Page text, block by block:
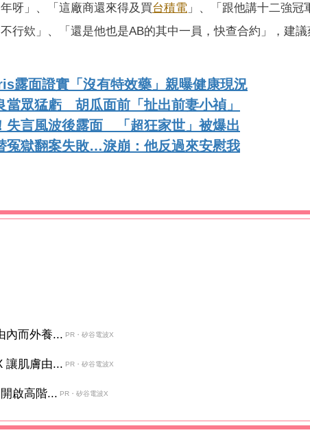
呀」、「這廠商還來得及買台積電 」、「跟他講十二強冠
行欸」、「還是他也是AB的其中一員，快查合約」，建
露面證實「沒有特效藥」親曝健康現況
當眾猛虧 胡瓜面前「扯出前妻小禎」
失言風波後露面 「超狂家世」被爆出
冤獄翻案失敗…淚崩：他反過來安慰我
內而外養... PR・矽谷電波X
讓肌膚由... PR・矽谷電波X
啟高階... PR・矽谷電波X